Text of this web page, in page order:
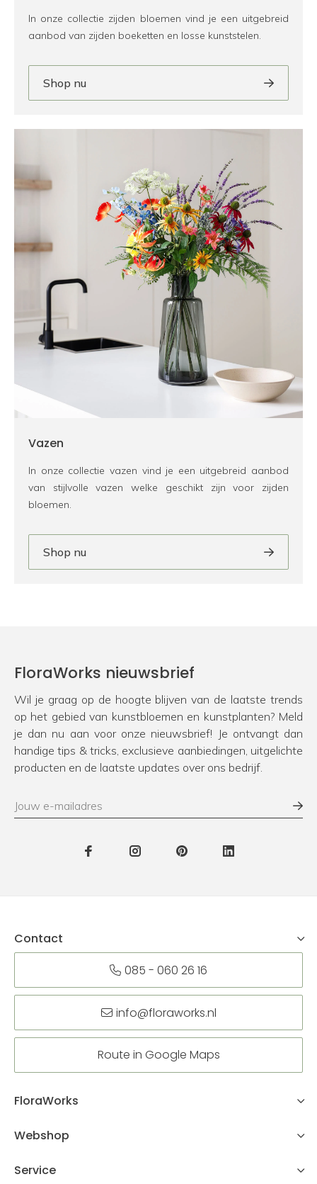
In onze collectie zijden bloemen vind je een uitgebreid
aanbod van zijden boeketten en losse kunststelen.
Shop nu
Vazen
In onze collectie vazen vind je een uitgebreid aanbod
van stijlvolle vazen welke geschikt zijn voor zijden
bloemen.
Shop nu
FloraWorks nieuwsbrief
Wil je graag op de hoogte blijven van de laatste trends
op het gebied van kunstbloemen en kunstplanten? Meld
je dan nu aan voor onze nieuwsbrief! Je ontvangt dan
handige tips & tricks, exclusieve aanbiedingen, uitgelichte
producten en de laatste updates over ons bedrijf.
Contact
085 - 060 26 16
info@floraworks.nl
Route in Google Maps
FloraWorks
Webshop
Service